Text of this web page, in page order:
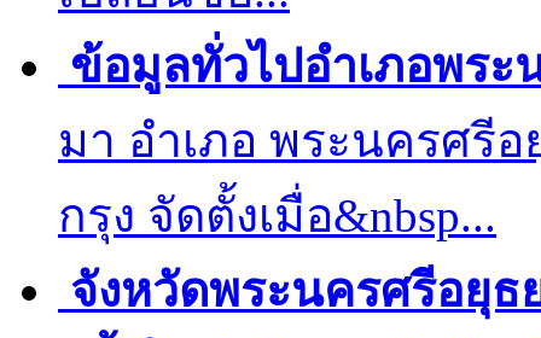
ข้อมูลทั่วไปอำเภอพระ
มา อำเภอ พระนครศรี
กรุง จัดตั้งเมื่อ&nbsp...
จังหวัดพระนครศรีอยุ